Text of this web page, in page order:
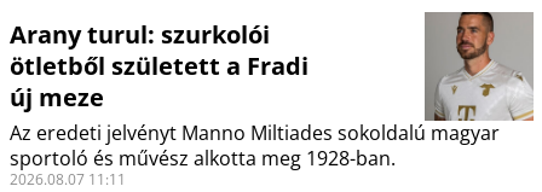
Arany turul: szurkolói
ötletből született a Fradi
új meze
Az eredeti jelvényt Manno Miltiades sokoldalú magyar
sportoló és művész alkotta meg 1928-ban.
2026.08.07 11:11